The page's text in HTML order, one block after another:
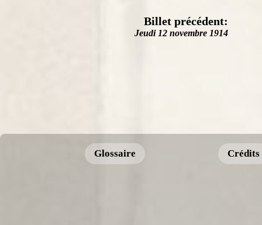
Billet précédent:
Jeudi 12 novembre 1914
Glossaire Crédits